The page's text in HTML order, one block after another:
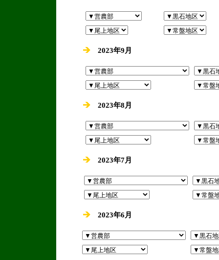
2023年9月
2023年8月
2023年7月
2023年6月